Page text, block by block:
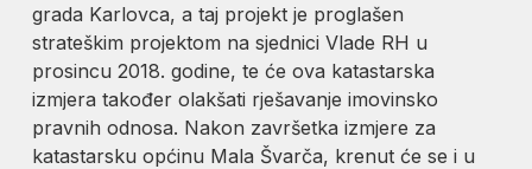
grada Karlovca, a taj projekt je proglašen
strateškim projektom na sjednici Vlade RH u
prosincu 2018. godine, te će ova katastarska
izmjera također olakšati rješavanje imovinsko
pravnih odnosa. Nakon završetka izmjere za
katastarsku općinu Mala Švarča, krenut će se i u